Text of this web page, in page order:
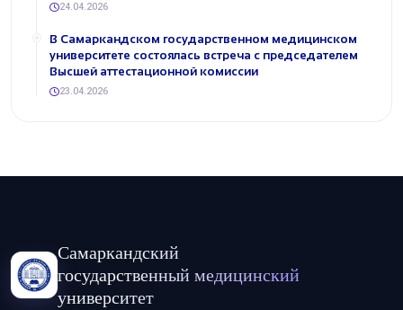
24.04.2026
В Самаркандском государственном медицинском
университете состоялась встреча с председателем
Высшей аттестационной комиссии
23.04.2026
Самаркандский
государственный медицинский
университет